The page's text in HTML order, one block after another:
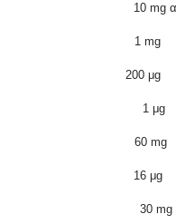
10 mg α-
1 mg
rūgštis) 200
1
60 mg
16
30 mg